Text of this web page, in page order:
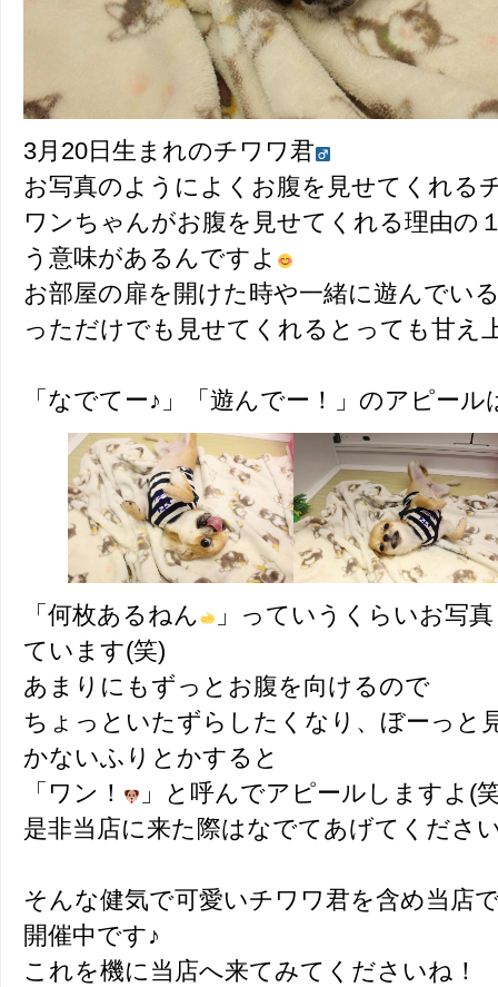
3月20日生まれのチワワ君
お写真のようによくお腹を見せてくれる
ワンちゃんがお腹を見せてくれる理由の
う意味があるんですよ
お部屋の扉を開けた時や一緒に遊んでい
っただけでも見せてくれるとっても甘え
「なでてー♪」「遊んでー！」のアピール
「何枚あるねん
」っていうくらいお写
ています(笑)
あまりにもずっとお腹を向けるので
ちょっといたずらしたくなり、ぼーっと
かないふりとかすると
「ワン！
」と呼んでアピールしますよ(
是非当店に来た際はなでてあげてくださ
そんな健気で可愛いチワワ君を含め当店
開催中です♪
これを機に当店へ来てみてくださいね！